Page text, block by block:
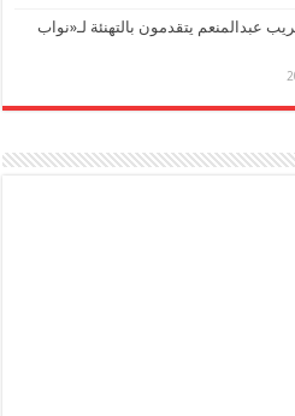
عبدالمنعم يتقدمون بالتهنئة لـ«نواب